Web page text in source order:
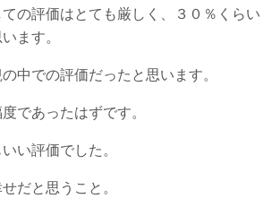
の評価はとても厳しく、３０％くらい
ます。
中での評価だったと思います。
であったはずです。
い評価でした。
だと思うこと。